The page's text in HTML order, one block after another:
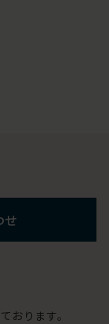
せ
おります。